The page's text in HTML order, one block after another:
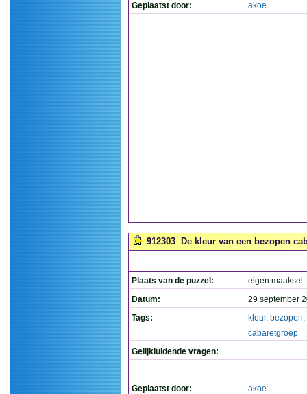
Geplaatst door: akoe
912303 De kleur van een bezopen
Plaats van de puzzel:
eigen maaksel
Datum:
29 september
Tags:
kleur, bezopen,
cabaretgroep
Gelijkluidende vragen:
Geplaatst door: akoe